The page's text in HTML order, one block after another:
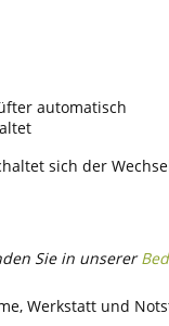
automatisch
sich der
Sie in unserer
Werkstatt und